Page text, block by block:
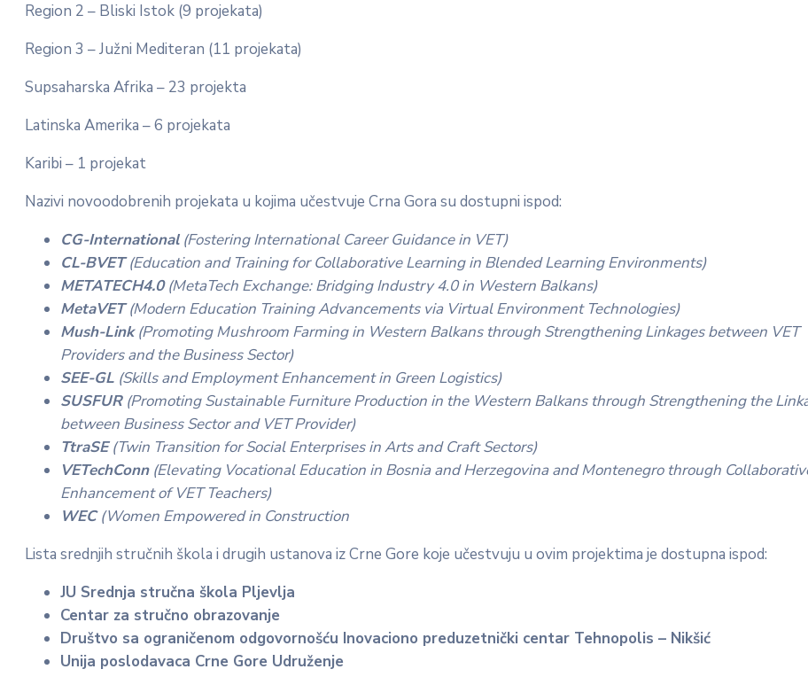
Region 2 – Bliski Istok (9 projekata)
Region 3 – Južni Mediteran (11 projekata)
Supsaharska Afrika – 23 projekta
Latinska Amerika – 6 projekata
Karibi – 1 projekat
Nazivi novoodobrenih projekata u kojima učestvuje Crna Gora su dostupni ispod:
CG-International(Fostering International Career Guidance in VET)
CL-BVET(Education and Training for Collaborative Learning in Blended Learning Environments)
METATECH4.0(MetaTech Exchange: Bridging Industry 4.0 in Western Balkans)
MetaVET(Modern Education Training Advancements via Virtual Environment Technologies)
Mush-Link(Promoting Mushroom Farming in Western Balkans through Strengthening Linkages between VET
Providers and the Business Sector)
SEE-GL (Skills and Employment Enhancement in Green Logistics)
SUSFUR(Promoting Sustainable Furniture Production in the Western Balkans through Strengthening the
between Business Sector and VET Provider)
TtraSE(Twin Transition for Social Enterprises in Arts and Craft Sectors)
VETechConn(Elevating Vocational Education in Bosnia and Herzegovina and Montenegro through
Enhancement of VET Teachers)
WEC(Women Empowered in Construction
Lista srednjih stručnih škola i drugih ustanova iz Crne Gore koje učestvuju u ovim projektima je dostupna ispod:
JU Srednja stručna škola Pljevlja
Centar za stručno obrazovanje
Društvo sa ograničenom odgovornošću Inovaciono preduzetnički centar Tehnopolis – Nikšić
Unija poslodavaca Crne Gore Udruženje